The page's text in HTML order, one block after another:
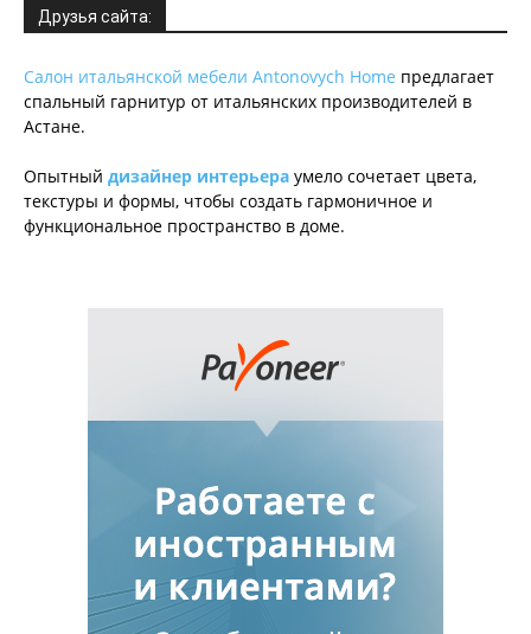
Друзья сайта:
Салон итальянской мебели Antonovych Home предлагает
спальный гарнитур от итальянских производителей в
Астане.
Опытный дизайнер интерьера умело сочетает цвета,
текстуры и формы, чтобы создать гармоничное и
функциональное пространство в доме.